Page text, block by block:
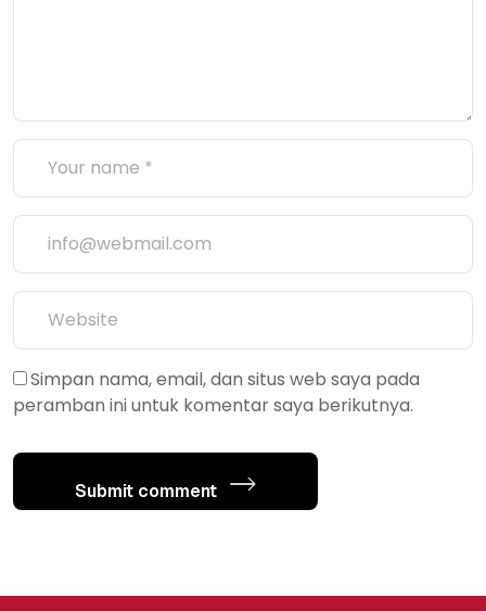
Simpan nama, email, dan situs web saya pada
peramban ini untuk komentar saya berikutnya.
Submit comment